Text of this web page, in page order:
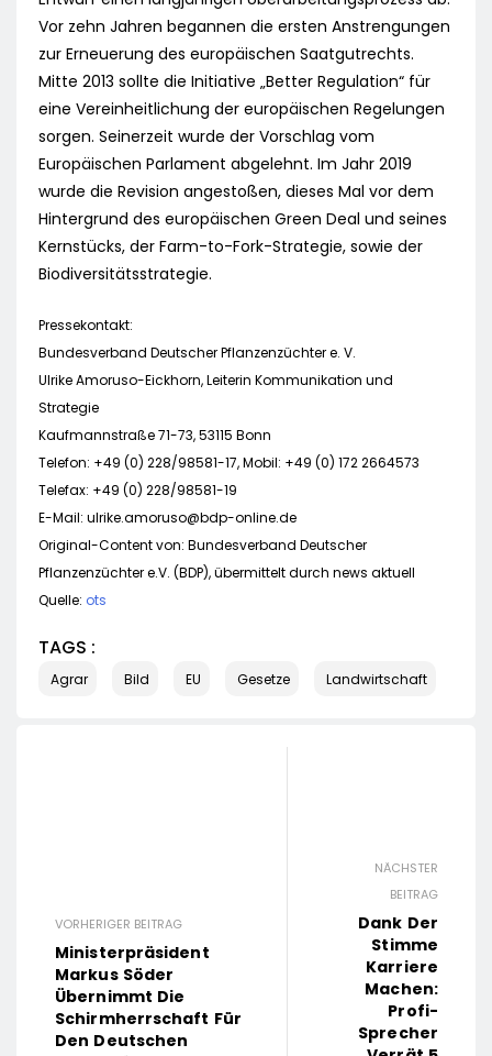
Vor zehn Jahren begannen die ersten Anstrengungen
zur Erneuerung des europäischen Saatgutrechts.
Mitte 2013 sollte die Initiative „Better Regulation“ für
eine Vereinheitlichung der europäischen Regelungen
sorgen. Seinerzeit wurde der Vorschlag vom
Europäischen Parlament abgelehnt. Im Jahr 2019
wurde die Revision angestoßen, dieses Mal vor dem
Hintergrund des europäischen Green Deal und seines
Kernstücks, der Farm-to-Fork-Strategie, sowie der
Biodiversitätsstrategie.
Pressekontakt:
Bundesverband Deutscher Pflanzenzüchter e. V.
Ulrike Amoruso-Eickhorn, Leiterin Kommunikation und
Strategie
Kaufmannstraße 71-73, 53115 Bonn
Telefon: +49 (0) 228/98581-17, Mobil: +49 (0) 172 2664573
Telefax: +49 (0) 228/98581-19
E-Mail: ulrike.amoruso@bdp-online.de
Original-Content von: Bundesverband Deutscher
Pflanzenzüchter e.V. (BDP), übermittelt durch news aktuell
Quelle: ots
TAGS :
Agrar Bild EU Gesetze Landwirtschaft
VORHERIGER BEITRAG
Ministerpräsident
Markus Söder
Übernimmt Die
Schirmherrschaft Für
Den Deutschen
NÄCHSTER
BEITRAG
Dank Der
Stimme
Karriere
Machen:
Profi-
Sprecher